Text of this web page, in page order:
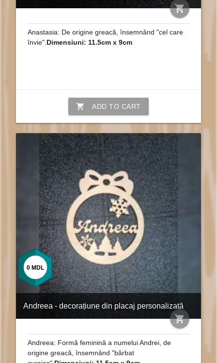
shopping_cart
Anastasia: De origine greacă, însemnând "cel care
învie". Dimensiuni: 11.5cm x 9cm
shopping_cart ADD TO CART
Andreea - decorațiune din placaj personalizată
shopping_cart
0 MDL
Andreea: Formă feminină a numelui Andrei, de
origine greacă, însemnând "bărbat